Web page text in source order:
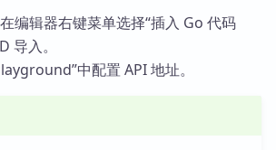
编辑器右键菜单选择“插入 Go 代码
导入。
中配置 API 地址。